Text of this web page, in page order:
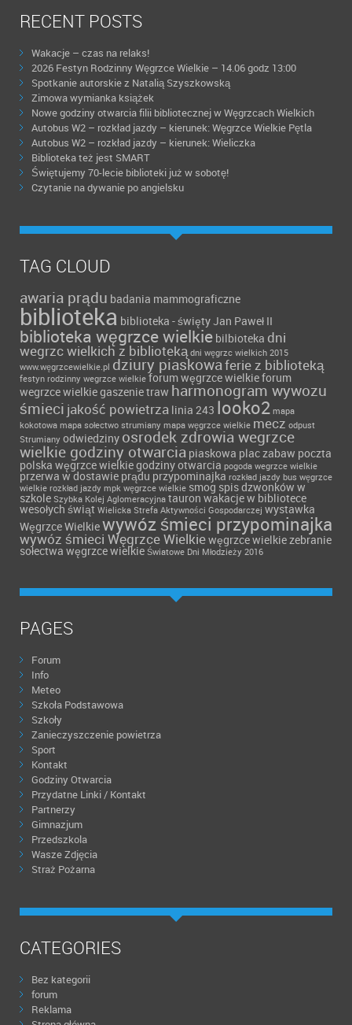
RECENT POSTS
Wakacje – czas na relaks!
2026 Festyn Rodzinny Węgrzce Wielkie – 14.06 godz 13:00
Spotkanie autorskie z Natalią Szyszkowską
Zimowa wymianka książek
Nowe godziny otwarcia filii bibliotecznej w Węgrzcach Wielkich
Autobus W2 – rozkład jazdy – kierunek: Węgrzce Wielkie Pętla
Autobus W2 – rozkład jazdy – kierunek: Wieliczka
Biblioteka też jest SMART
Świętujemy 70-lecie biblioteki już w sobotę!
Czytanie na dywanie po angielsku
TAG CLOUD
awaria prądu badania mammograficzne
biblioteka biblioteka - święty Jan Paweł II
biblioteka węgrzce wielkie bilbioteka dni
wegrzc wielkich z biblioteką dni węgrzc wielkich 2015
www.węgrzcewielkie.pl dziury piaskowaferie z biblioteką
festyn rodzinny wegrzce wielkie forum węgrzce wielkie forum
wegrzce wielkiegaszenie traw harmonogram wywozu
śmieci jakość powietrza linia 243 looko2 mapa
kokotowa mapa sołectwo strumiany mapa węgrzce wielkie mecz odpust
Strumiany odwiedziny osrodek zdrowia wegrzce
wielkie godziny otwarcia piaskowa plac zabaw poczta
polska węgrzce wielkie godziny otwarcia pogoda wegrzce wielkie
przerwa w dostawie prądu przypominajka rozkład jazdy bus węgrzce
wielkie rozkład jazdy mpk węgrzce wielkie smog spis dzwonków w
szkole Szybka Kolej Aglomeracyjna tauron wakacje w bibliotece
wesołych świąt Wielicka Strefa Aktywności Gospodarczej wystawka
Węgrzce Wielkiewywóz śmieci przypominajka
wywóz śmieci Węgrzce Wielkiewęgrzce wielkiezebranie
sołectwa węgrzce wielkie Światowe Dni Młodzieży 2016
PAGES
Forum
Info
Meteo
Szkoła Podstawowa
Szkoły
Zanieczyszczenie powietrza
Sport
Kontakt
Godziny Otwarcia
Przydatne Linki / Kontakt
Partnerzy
Gimnazjum
Przedszkola
Wasze Zdjęcia
Straż Pożarna
CATEGORIES
Bez kategorii
forum
Reklama